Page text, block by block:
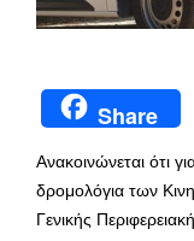
Share
Ανακοινώνεται ότι
δρομολόγια των
Γενικής